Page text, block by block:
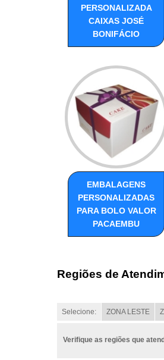
PERSONALIZADA
CAIXAS JOSÉ
BONIFÁCIO
EMBALAGENS
PERSONALIZADAS
PARA BOLO VALOR
PACAEMBU
Regiões de
Selecione: ZONA LESTE
Verifique as regiões que